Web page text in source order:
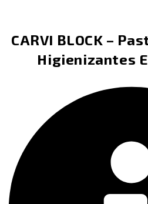
CARVI BLOCK –
Higienizantes